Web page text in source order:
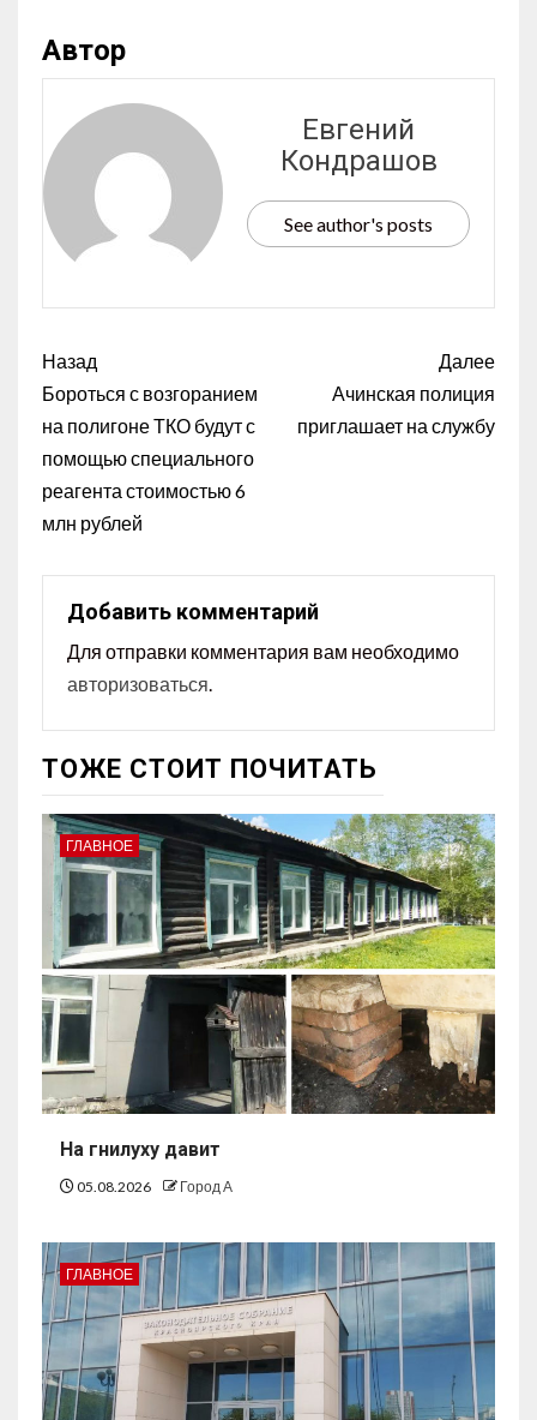
Автор
Евгений
Кондрашов
See author's posts
Назад
Бороться с возгоранием
на полигоне ТКО будут с
помощью специального
реагента стоимостью 6
млн рублей
Далее
Ачинская полиция
приглашает на службу
Добавить комментарий
Для отправки комментария вам необходимо
авторизоваться.
ТОЖЕ СТОИТ ПОЧИТАТЬ
ГЛАВНОЕ
На гнилуху давит
05.08.2026 Город А
ГЛАВНОЕ